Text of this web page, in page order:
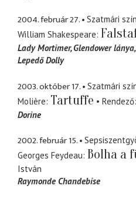
2004. február 27.
Szatmári
William Shakespeare
Lady Mortimer Glendower
Lepedő Dolly
2003. október 17.
Szatmári
Molière Tartuffe Rendező
Dorine
2002. február 15.
Georges Feydeau Bolha a
István
Raymonde Chandebise